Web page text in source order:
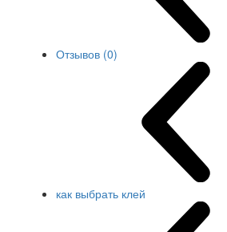
Отзывов (0)
как выбрать клей